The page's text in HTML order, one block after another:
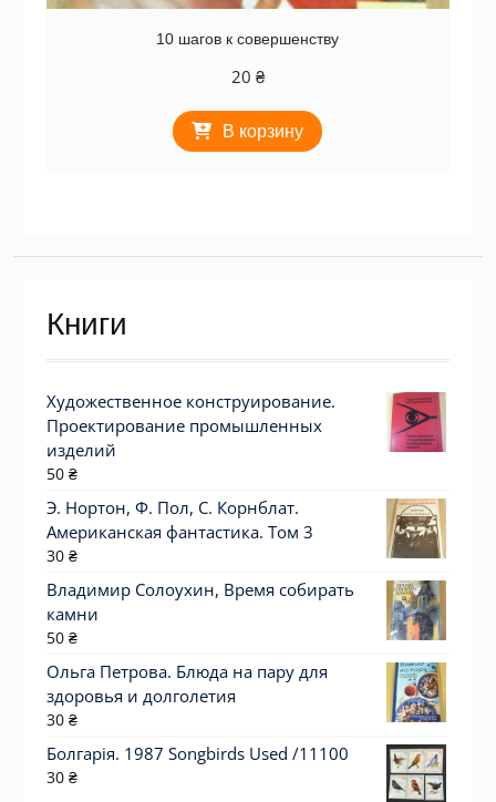
10 шагов к совершенству
20 ₴
В корзину
Книги
Художественное конструирование.
Проектирование промышленных
изделий
50 ₴
Э. Нортон, Ф. Пол, С. Корнблат.
Американская фантастика. Том 3
30 ₴
Владимир Солоухин, Время собирать
камни
50 ₴
Ольга Петрова. Блюда на пару для
здоровья и долголетия
30 ₴
Болгарія. 1987 Songbirds Used /11100
30 ₴